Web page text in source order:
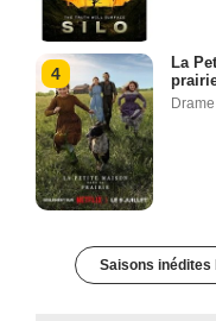
4
La
Drame
Saisons inédites